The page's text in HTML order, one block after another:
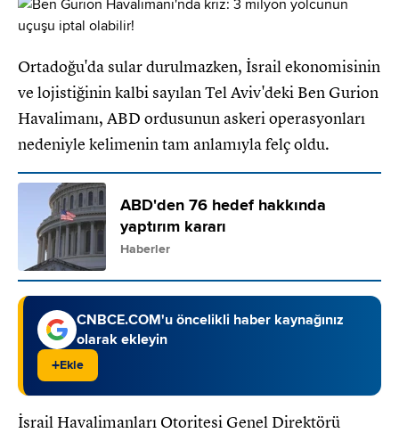
Ortadoğu'da sular durulmazken, İsrail ekonomisinin
ve lojistiğinin kalbi sayılan Tel Aviv'deki Ben Gurion
Havalimanı, ABD ordusunun askeri operasyonları
nedeniyle kelimenin tam anlamıyla felç oldu.
ABD'den 76 hedef hakkında
yaptırım kararı
Haberler
CNBCE.COM'u öncelikli haber kaynağınız
olarak ekleyin
+Ekle
İsrail Havalimanları Otoritesi Genel Direktörü